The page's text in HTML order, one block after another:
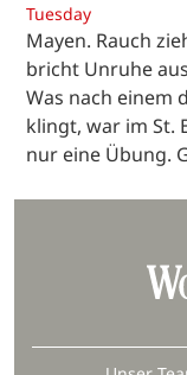
Tuesday
Mayen. Rauch
bricht Unruhe
Was nach einem
klingt, war im St.
nur eine Übung.